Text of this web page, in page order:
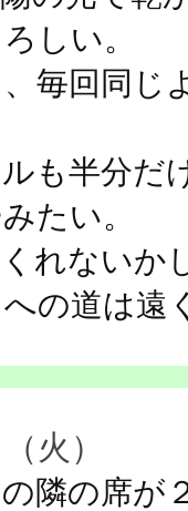
しい。
毎回同じ
も半分だ
たい。
れないか
の道は遠
火）
隣の席が